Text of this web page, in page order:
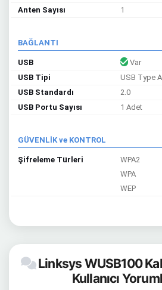
Anten Sayısı
1
BAĞLANTI
USB
Var
USB Tipi
USB Type A
USB Standardı
2.0
USB Portu Sayısı
1 Adet
GÜVENLİK ve KONTROL
Şifreleme Türleri
WPA2
WPA
WEP
Linksys WUSB100
Kullanıcı